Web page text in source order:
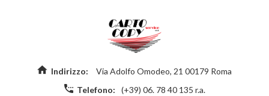
Indirizzo:
Via Adolfo Omodeo, 21 00179 Roma
Telefono:
(+39) 06. 78 40 135 r.a.